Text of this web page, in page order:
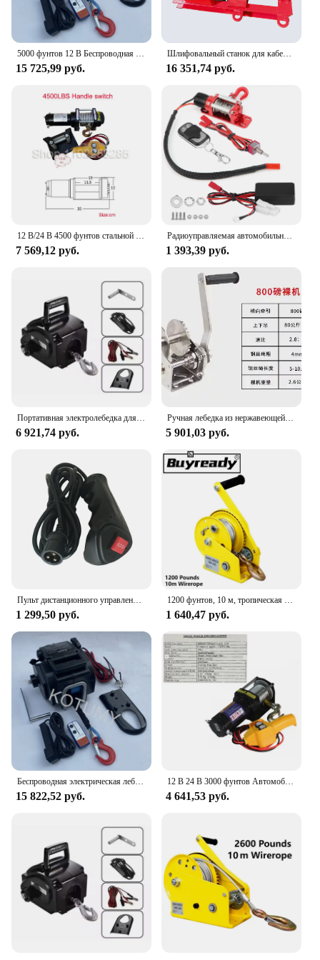
15 725,99 руб.
Шлифовальный станок для кабеля, трактор, портативный тяговый и положительный небольшой электрический тяговый трос лебедки 220/380 В
16 351,74 руб.
7 569,12 руб.
Радиоуправляемая автомобильная лебедка 1/10 Масштаб RC Модель автомобиля Гусеничный автомобильный аксессуар Металлическая лебедка с пультом дистанционного управления RC Аксессуар RC Гусеничная лебедка
1 393,39 руб.
6 921,74 руб.
Ручная лебедка из нержавеющей стали 2600 фунтов, ручная лебедка с приводом, двунаправленная самоблокирующаяся лебедка
5 901,03 руб.
1 299,50 руб. 1 640,47 руб.
Беспроводная электрическая лебедка для морского использования, для внедорожников, портативная лодка, самодвижущееся Туристическое оборудование, спасательная Лебедка 12 В, 5000 фунтов
15 822,52 руб.
12 В 24 В 3000 фунтов Автомобильная электрическая лебедка Электронная автомобильная лебедка Внедорожная лебедка Электромагнитный тормоз для тяги автомобиля
4 641,53 руб.